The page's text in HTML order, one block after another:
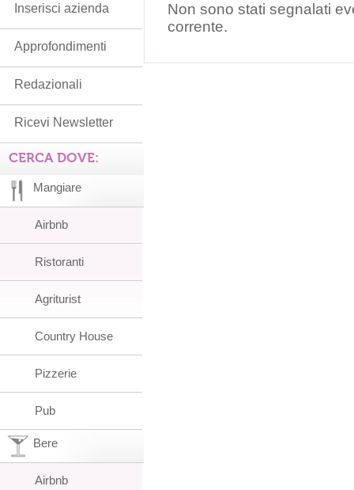
Non sono stati segnalati
corrente.
Inserisci azienda
Approfondimenti
Redazionali
Ricevi Newsletter
CERCA DOVE:
Mangiare
Airbnb
Ristoranti
Agriturist
Country House
Pizzerie
Pub
Bere
Airbnb